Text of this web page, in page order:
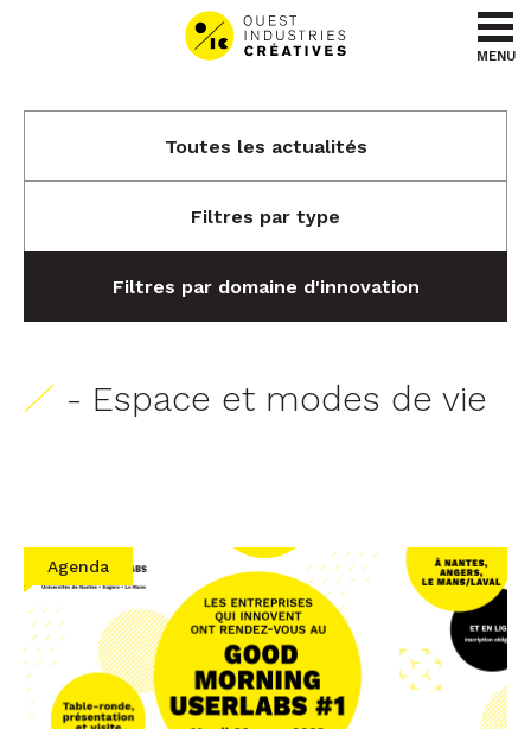
Aller au menu
Aller au contenu
MENU
Toutes les actualités
Filtres par type
Filtres par domaine d'innovation
- Espace et modes de vie
Agenda